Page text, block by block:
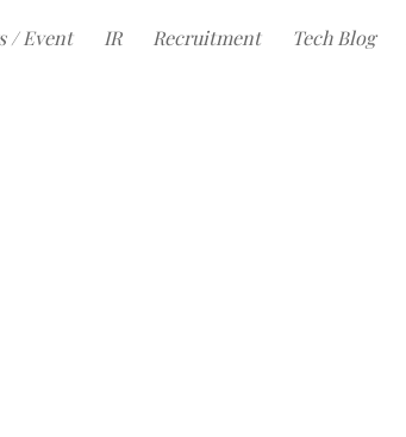
/ Event IR Recruitment Tech Blog